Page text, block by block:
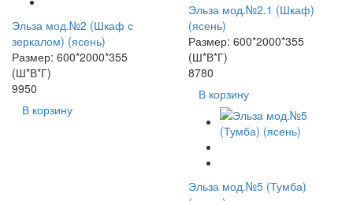
Эльза мод.№2 (Шкаф с
зеркалом) (ясень)
Размер: 600*2000*355
(Ш*В*Г)
9950
В корзину
Эльза мод.№2.1 (Шкаф)
(ясень)
Размер: 600*2000*355
(Ш*В*Г)
8780
В корзину
Эльза мод.№5 (Тумба)